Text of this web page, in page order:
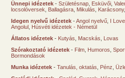
Ünnepi idézetek - Születésnap Esküvői
locsolóversek
Ballagásra Mikulás Karácsony
Idegen nyelvű idézetek -Angol nyelvű I
Angolul Húsvéti idézetek - Németül
Állatos idézetek - Kutyás Macskás
Lovas
Szórakoztató idézetek - Film Humoros
Bormondások
Munka idézetek - Tanulás, oktatás Pénz